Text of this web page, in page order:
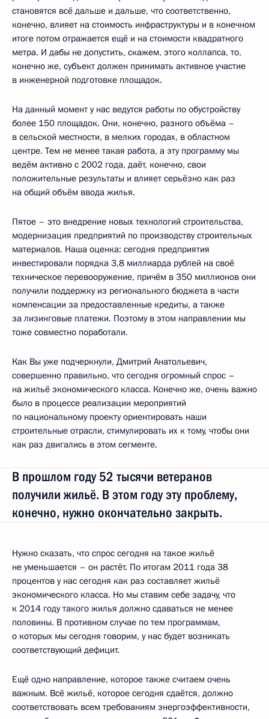
становятся всё дальше и дальше, что соответственно,
конечно, влияет на стоимость инфраструктуры и в конечном
итоге потом отражается ещё и на стоимости квадратного
метра. И дабы не допустить, скажем, этого коллапса, то,
конечно же, субъект должен принимать активное участие
в инженерной подготовке площадок.
На данный момент у нас ведутся работы по обустройству
более 150 площадок. Они, конечно, разного объёма –
в сельской местности, в мелких городах, в областном
центре. Тем не менее такая работа, а эту программу мы
ведём активно с 2002 года, даёт, конечно, свои
положительные результаты и влияет серьёзно как раз
на общий объём ввода жилья.
Пятое – это внедрение новых технологий строительства,
модернизация предприятий по производству строительных
материалов. Наша оценка: сегодня предприятия
инвестировали порядка 3,8 миллиарда рублей на своё
техническое перевооружение, причём в 350 миллионов они
получили поддержку из регионального бюджета в части
компенсации за предоставленные кредиты, а также
за лизинговые платежи. Поэтому в этом направлении мы
тоже совместно поработали.
Как Вы уже подчеркнули, Дмитрий Анатольевич,
совершенно правильно, что сегодня огромный спрос –
на жильё экономического класса. Конечно же, очень важно
было в процессе реализации мероприятий
по национальному проекту ориентировать наши
строительные отрасли, стимулировать их к тому, чтобы они
как раз двигались в этом сегменте.
В прошлом году 52 тысячи ветеранов
получили жильё. В этом году эту проблему,
конечно, нужно окончательно закрыть.
Нужно сказать, что спрос сегодня на такое жильё
не уменьшается – он растёт. По итогам 2011 года 38
процентов у нас сегодня как раз составляет жильё
экономического класса. Но мы ставим себе задачу, что
к 2014 году такого жилья должно сдаваться не менее
половины. В противном случае по тем программам,
о которых мы сегодня говорим, у нас будет возникать
соответствующий дефицит.
Ещё одно направление, которое также считаем очень
важным. Всё жильё, которое сегодня сдаётся, должно
соответствовать всем требованиям энергоэффективности,